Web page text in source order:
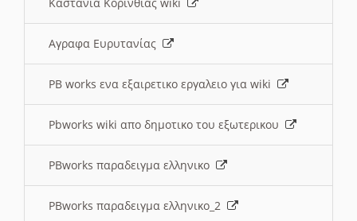
Αγραφα Ευρυτανίας
PB works ενα εξαιρετικο εργαλειο για wiki
Pbworks wiki απο δημοτικο του εξωτερικου
PBworks παραδειγμα ελληνικο
PBworks παραδειγμα ελληνικο_2